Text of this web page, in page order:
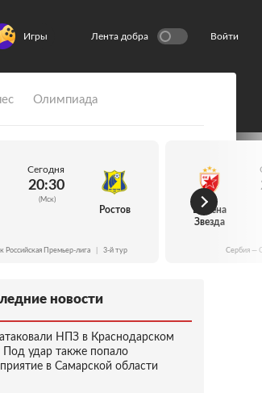
Игры Лента добра Войти
Олимпиада
Сегодня
20:30
(Мск)
Ростов
Российская Премьер-лига 3-й тур
Црвена
Звезда
Сербия —
новости
НПЗ в Краснодарском
Под удар также попало
в Самарской области